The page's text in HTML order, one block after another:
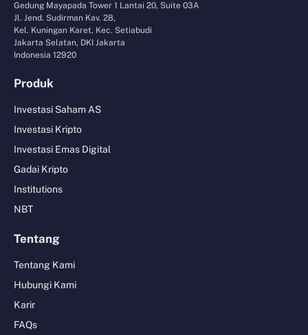
Gedung Mayapada Tower 1 Lantai 20, Suite 03A
Jl. Jend. Sudirman Kav. 28,
Kel. Kuningan Karet, Kec. Setiabudi
Jakarta Selatan, DKI Jakarta
Indonesia 12920
Produk
Investasi Saham AS
Investasi Kripto
Investasi Emas Digital
Gadai Kripto
Institutions
NBT
Tentang
Tentang Kami
Hubungi Kami
Karir
FAQs